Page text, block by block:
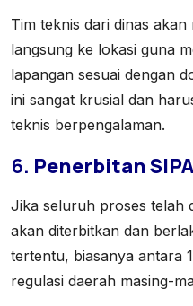
Tim teknis dari dinas
langsung ke lokasi guna
lapangan sesuai dengan
ini sangat krusial dan
teknis berpengalaman.
6. Penerbitan SIPA
Jika seluruh proses telah
akan diterbitkan dan
tertentu, biasanya antara
regulasi daerah masing-